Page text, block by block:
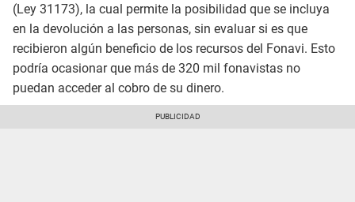
(Ley 31173), la cual permite la posibilidad que se incluya
en la devolución a las personas, sin evaluar si es que
recibieron algún beneficio de los recursos del Fonavi. Esto
podría ocasionar que más de 320 mil fonavistas no
puedan acceder al cobro de su dinero.